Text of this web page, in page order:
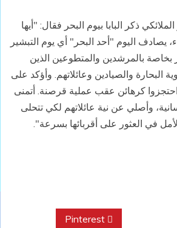
ذكر البابا بيوم البحر فقال: "أيها
يصادف اليوم "أحد البحر" أي يوم التبشير
بخاصة بالمرشدين والمتطوعين الذين
البحارة والصيادين وعائلاتهم. وأؤكد على
احتجزوا كرهائن عقب عملية قرصنة. أتمنى
وأصلي عن نية عائلاتهم لكي تتحلى
في العثور على أقربائها بسرعة".